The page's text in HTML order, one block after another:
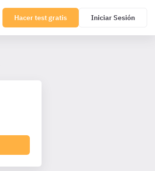
Hacer test gratis Iniciar Sesión